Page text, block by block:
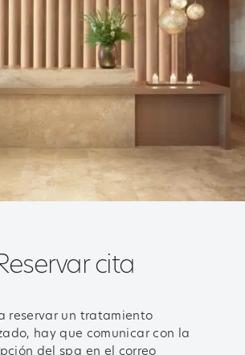
cita
reservar un tratamiento
hay que comunicar con la
del spa en el correo